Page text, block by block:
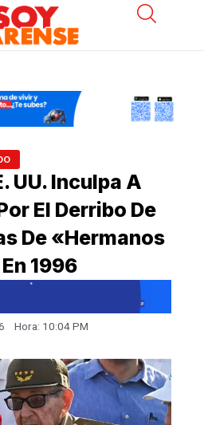
UU. Inculpa A
El Derribo De
De «Hermanos
1996
Hora: 10:04 PM